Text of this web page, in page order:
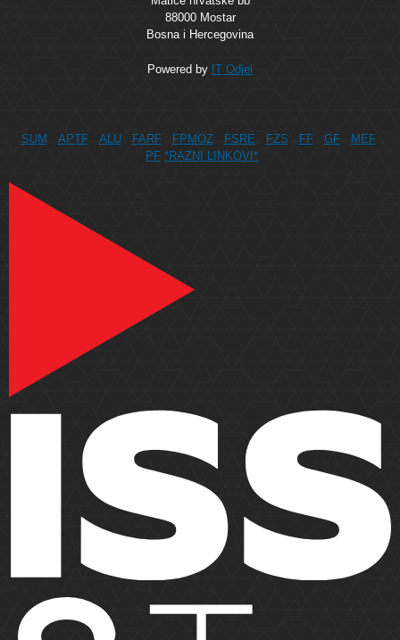
88000 Mostar
Bosna i Hercegovina
Powered by IT Odjel
SUM APTF ALU FARF FPMOZ FSRE FZS FF GF
MEF
PF *RAZNI LINKOVI*